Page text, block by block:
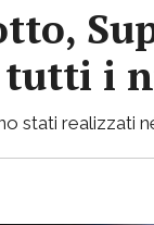
tutti i
realizzati né